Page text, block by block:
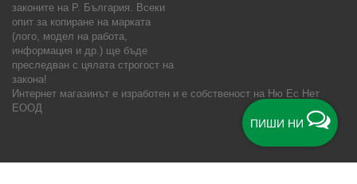
ПИШИ НИ
законите на Р. България. Всеки
опит за копиране на марката
(лого, модел на работа,
информация и др.) ще бъде
преследван с цялата строгост на
закона!
Интернет магазинът е изработен и е собственост на Ню Ес Нет
ЕООД